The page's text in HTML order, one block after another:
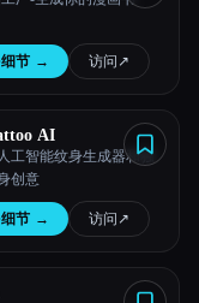
节 → 访问 ↗︎
AI
工智能纹身生成器和独
创意
节 → 访问 ↗︎